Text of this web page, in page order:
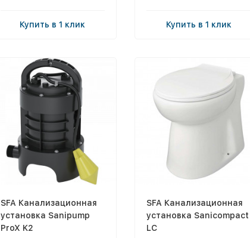
Купить в 1 клик Купить в 1 клик
SFA Канализационная
установка Sanipump
ProX K2
SFA Канализационная
установка Sanicompact
LC